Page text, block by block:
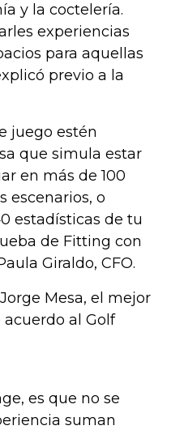
y la coctelería.
experiencias
para aquellas
previo a la
juego estén
que simula estar
en más de 100
escenarios, o
estadísticas de tu
de Fitting con
Giraldo, CFO.
Mesa, el mejor
al Golf
es que no se
suman